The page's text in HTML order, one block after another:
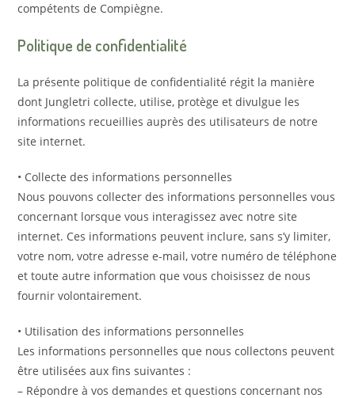
compétents de Compiègne.
Politique de confidentialité
La présente politique de confidentialité régit la manière
dont Jungletri collecte, utilise, protège et divulgue les
informations recueillies auprès des utilisateurs de notre
site internet.
• Collecte des informations personnelles
Nous pouvons collecter des informations personnelles vous
concernant lorsque vous interagissez avec notre site
internet. Ces informations peuvent inclure, sans s’y limiter,
votre nom, votre adresse e-mail, votre numéro de téléphone
et toute autre information que vous choisissez de nous
fournir volontairement.
• Utilisation des informations personnelles
Les informations personnelles que nous collectons peuvent
être utilisées aux fins suivantes :
– Répondre à vos demandes et questions concernant nos